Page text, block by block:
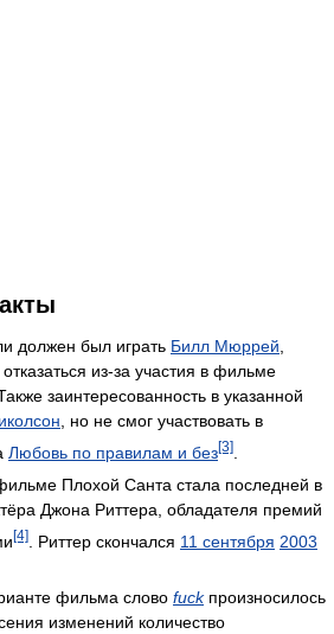
должен был играть Билл Мюррей
из-за участия в фильме
Также заинтересованность в указанной
, но не смог участвовать в
Любовь по правилам и без[3]
Плохой Санта стала последней в
Джона Риттера, обладателя премий
[4] . Риттер скончался 11 сентября 2003
фильма слово fuckпроизносилось
изменений количество